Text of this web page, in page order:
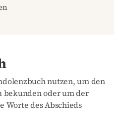
nutzen, um den
bekunden oder um der
Worte des Abschieds